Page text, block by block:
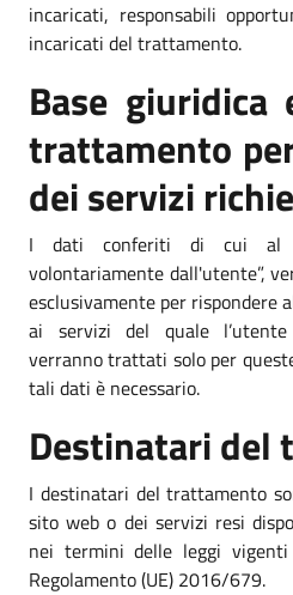
incaricati, responsabili
incaricati del trattamento.
Base
trattamento
dei servizi
I dati conferiti di cui al
volontariamente dall'utente”,
esclusivamente per rispondere
ai servizi del quale
verranno trattati solo per
tali dati è necessario.
Destinatari del
I destinatari del trattamento
sito web o dei servizi resi
nei termini delle leggi
Regolamento (UE) 2016/679.